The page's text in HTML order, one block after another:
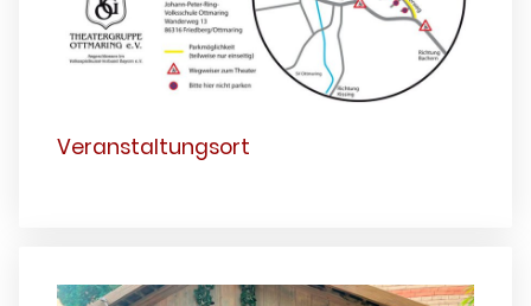
Veranstaltungsort